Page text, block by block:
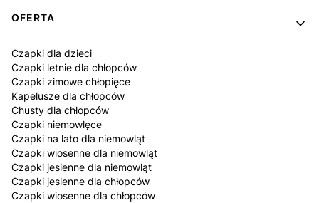
OFERTA
Czapki dla dzieci
Czapki letnie dla chłopców
Czapki zimowe chłopięce
Kapelusze dla chłopców
Chusty dla chłopców
Czapki niemowlęce
Czapki na lato dla niemowląt
Czapki wiosenne dla niemowląt
Czapki jesienne dla niemowląt
Czapki jesienne dla chłopców
Czapki wiosenne dla chłopców